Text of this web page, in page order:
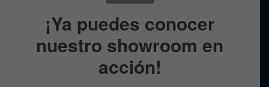
¡Ya puedes conocer
nuestro showroom en
acción!